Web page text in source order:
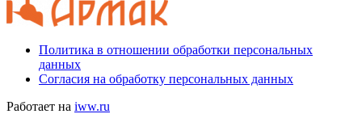
Политика в отношении обработки персональных
данных
Согласия на обработку персональных данных
Работает на iww.ru